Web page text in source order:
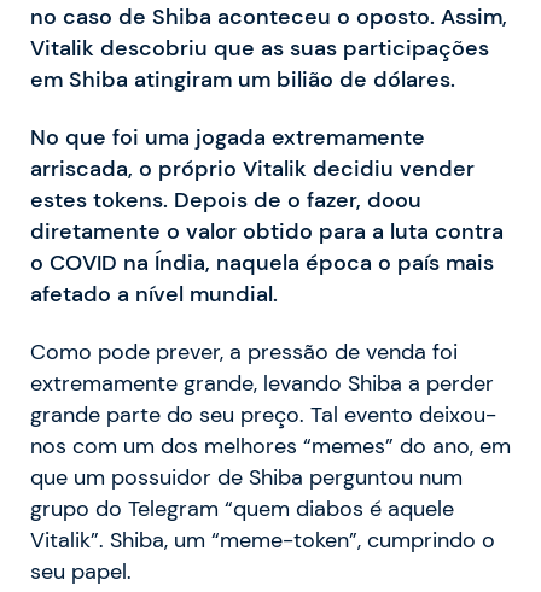
no caso de Shiba aconteceu o oposto. Assim,
Vitalik descobriu que as suas participações
em Shiba atingiram um bilião de dólares.
No que foi uma jogada extremamente
arriscada, o próprio Vitalik decidiu vender
estes tokens. Depois de o fazer, doou
diretamente o valor obtido para a luta contra
o COVID na Índia, naquela época o país mais
afetado a nível mundial.
Como pode prever, a pressão de venda foi
extremamente grande, levando Shiba a perder
grande parte do seu preço. Tal evento deixou-
nos com um dos melhores “memes” do ano, em
que um possuidor de Shiba perguntou num
grupo do Telegram “quem diabos é aquele
Vitalik”. Shiba, um “meme-token”, cumprindo o
seu papel.